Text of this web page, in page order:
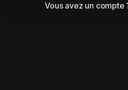
Vous avez un compte